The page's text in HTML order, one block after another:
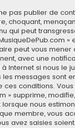
pas publier de
choquant,
qui peut
peut vous mener
avec une
Internet si nous le
les messages sont
ces conditions.
» supprime,
lorsque nous
membre, vous
avez saisies